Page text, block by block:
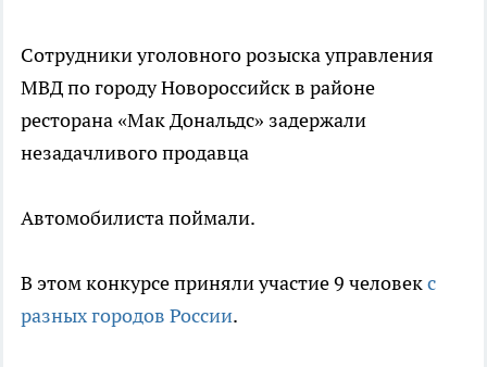
Сотрудники уголовного розыска управления
МВД по городу Новороссийск в районе
ресторана «Мак Дональдс» задержали
незадачливого продавца
Автомобилиста поймали.
В этом конкурсе приняли участие 9 человекс
разных городов России.